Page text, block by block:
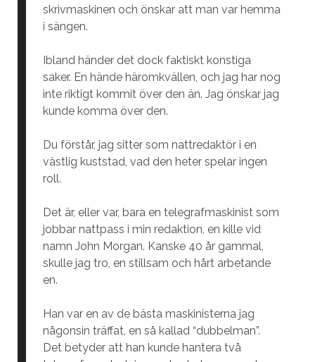
skrivmaskinen och önskar att man var hemma
i sängen.
Ibland händer det dock faktiskt konstiga
saker. En hände häromkvällen, och jag har nog
inte riktigt kommit över den än. Jag önskar jag
kunde komma över den.
Du förstår, jag sitter som nattredaktör i en
västlig kuststad, vad den heter spelar ingen
roll.
Det är, eller var, bara en telegrafmaskinist som
jobbar nattpass i min redaktion, en kille vid
namn John Morgan. Kanske 40 år gammal,
skulle jag tro, en stillsam och hårt arbetande
en.
Han var en av de bästa maskinisterna jag
någonsin träffat, en så kallad “dubbelman”.
Det betyder att han kunde hantera två